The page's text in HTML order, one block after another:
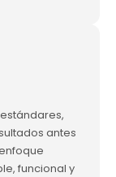
antes
funcional y